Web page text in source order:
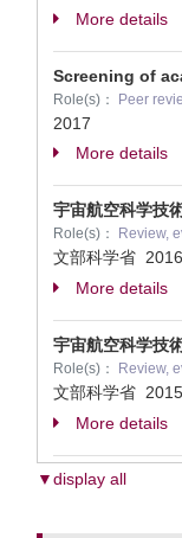
More details
Screening of
Role(s)： Peer
2017
More details
宇宙航空科学技
Role(s)： Review,
文部科学省
More details
宇宙航空科学技
Role(s)： Review,
文部科学省
More details
▼display all